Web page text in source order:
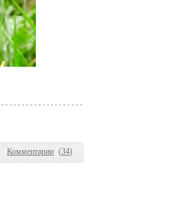
Комментарии (34)